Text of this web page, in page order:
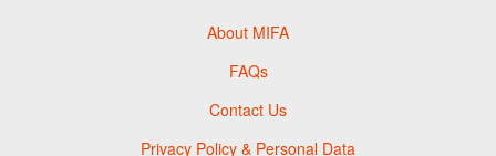
About MIFA
FAQs
Contact Us
Privacy Policy & Personal Data